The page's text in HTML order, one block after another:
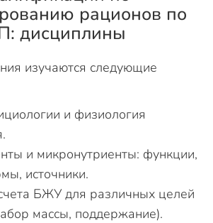
рационов по
дисциплины
изучаются следующие
и физиология
и микронутриенты: функции,
источники.
БЖУ для различных целей
массы, поддержание).